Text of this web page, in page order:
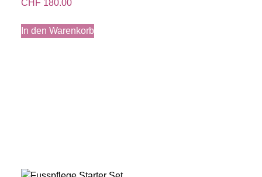
CHF 180.00
In den Warenkorb